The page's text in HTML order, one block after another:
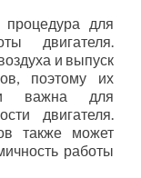
для
двигателя.
и выпуск
поэтому их
важна для
двигателя.
также может
работы